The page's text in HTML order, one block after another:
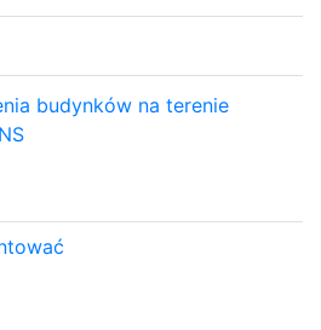
budynków na terenie